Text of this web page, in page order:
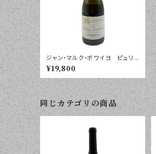
ジャン・マルク・ボワイヨ ピュリニ
ー・モンラッシェ ２０２２年 ７５
０ｍｌ
¥19,800
同じカテゴリの商品